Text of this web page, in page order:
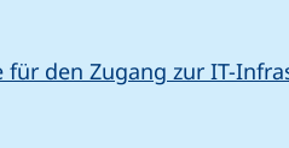
den Zugang zur IT-